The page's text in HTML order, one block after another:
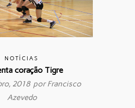
NOTÍCIAS
coração Tigre
2018 porFrancisco
Azevedo